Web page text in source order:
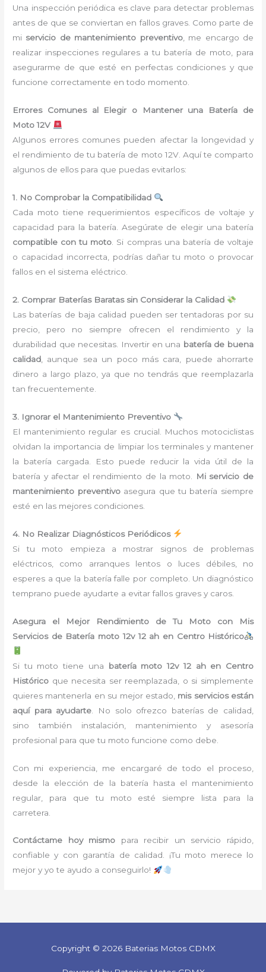
Una inspección periódica es clave para detectar problemas
antes de que se conviertan en fallos graves. Como parte de
mi servicio de mantenimiento preventivo, me encargo de
realizar inspecciones regulares a tu batería de moto, para
asegurarme de que esté en perfectas condiciones y que
funcione correctamente en todo momento.
Errores Comunes al Elegir o Mantener una Batería de
Moto 12V
Algunos errores comunes pueden afectar la longevidad y
el rendimiento de tu batería de moto 12V. Aquí te comparto
algunos de ellos para que puedas evitarlos:
1. No Comprobar la Compatibilidad
Cada moto tiene requerimientos específicos de voltaje y
capacidad para la batería. Asegúrate de elegir una batería
compatible con tu moto . Si compras una batería de voltaje
o capacidad incorrecta, podrías dañar tu moto o provocar
fallos en el sistema eléctrico.
2. Comprar Baterías Baratas sin Considerar la Calidad
Las baterías de baja calidad pueden ser tentadoras por su
precio, pero no siempre ofrecen el rendimiento y la
durabilidad que necesitas. Invertir en una batería de buena
calidad , aunque sea un poco más cara, puede ahorrarte
dinero a largo plazo, ya que no tendrás que reemplazarla
tan frecuentemente.
3. Ignorar el Mantenimiento Preventivo
El mantenimiento regular es crucial. Muchos motociclistas
olvidan la importancia de limpiar los terminales y mantener
la batería cargada. Esto puede reducir la vida útil de la
batería y afectar el rendimiento de la moto.
Mi servicio de
mantenimiento preventivoasegura que tu batería siempre
esté en las mejores condiciones.
4. No Realizar Diagnósticos Periódicos
Si tu moto empieza a mostrar signos de problemas
eléctricos, como arranques lentos o luces débiles, no
esperes a que la batería falle por completo. Un diagnóstico
temprano puede ayudarte a evitar fallos graves y caros.
Asegura el Mejor Rendimiento de Tu Moto con Mis
Servicios de Batería moto 12v 12 ah en Centro Histórico
Si tu moto tiene una batería moto 12v 12 ah en Centro
Histórico que necesita ser reemplazada, o si simplemente
quieres mantenerla en su mejor estado, mis servicios están
aquí para ayudarte . No solo ofrezco baterías de calidad,
sino también instalación, mantenimiento y asesoría
profesional para que tu moto funcione como debe.
Con mi experiencia, me encargaré de todo el proceso,
desde la elección de la batería hasta el mantenimiento
regular, para que tu moto esté siempre lista para la
carretera.
Contáctame hoy mismo para recibir un servicio rápido,
confiable y con garantía de calidad. ¡Tu moto merece lo
mejor y yo te ayudo a conseguirlo!
Copyright © 2026 Baterias Motos CDMX